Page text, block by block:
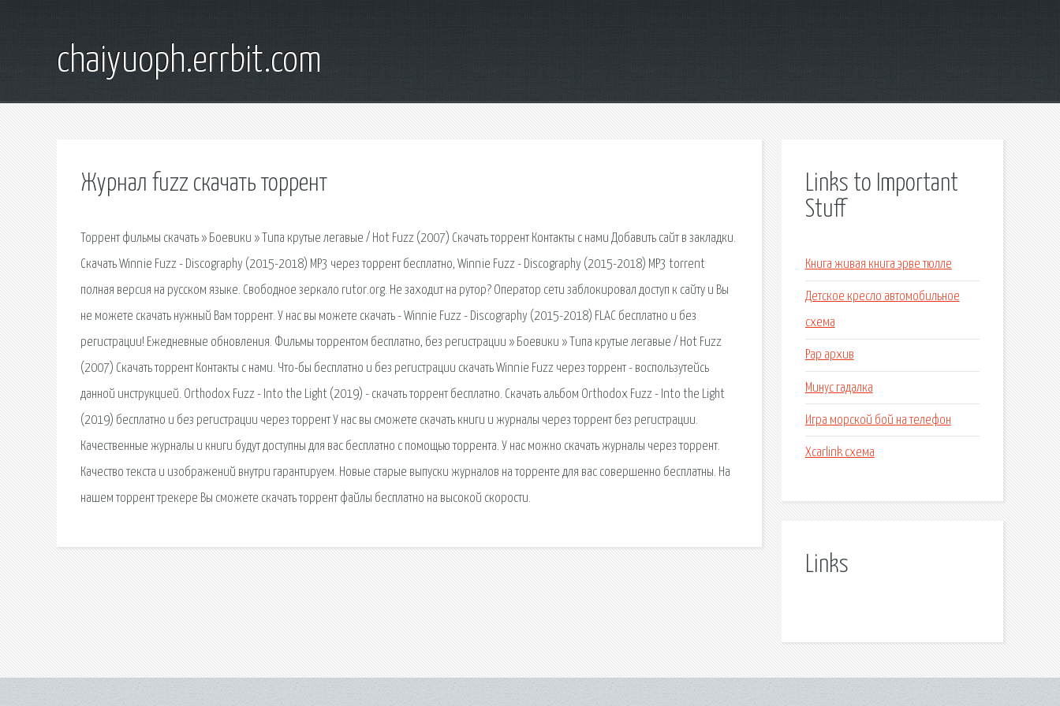
chaiyuoph.errbit.com
Журнал fuzz скачать торрент
Торрент фильмы скачать » Боевики » Типа крутые легавые / Hot Fuzz (2007) Скачать торрент Контакты с нами Добавить сайт в закладки.
Скачать Winnie Fuzz - Discography (2015-2018) MP3 через торрент бесплатно, Winnie Fuzz - Discography (2015-2018) MP3 torrent
полная версия на русском языке. Свободное зеркало rutor.org. Не заходит на рутор? Оператор сети заблокировал доступ к сайту и Вы
не можете скачать нужный Вам торрент. У нас вы можете скачать - Winnie Fuzz - Discography (2015-2018) FLAC бесплатно и без
регистрации! Ежедневные обновления. Фильмы торрентом бесплатно, без регистрации » Боевики » Типа крутые легавые / Hot Fuzz
(2007) Скачать торрент Контакты с нами. Что-бы бесплатно и без регистрации скачать Winnie Fuzz через торрент - воспользутейсь
данной инструкцией. Orthodox Fuzz - Into the Light (2019) - скачать торрент бесплатно. Скачать альбом Orthodox Fuzz - Into the Light
(2019) бесплатно и без регистрации через торрент У нас вы сможете скачать книги и журналы через торрент без регистрации.
Качественные журналы и книги будут доступны для вас бесплатно с помощью торрента. У нас можно скачать журналы через торрент.
Качество текста и изображений внутри гарантируем. Новые старые выпуски журналов на торренте для вас совершенно бесплатны. На
нашем торрент трекере Вы сможете скачать торрент файлы бесплатно на высокой скорости.
Links to Important
Stuff
Книга живая книга эрве тюлле
Детское кресло автомобильное
схема
Рар архив
Минус гадалка
Игра морской бой на телефон
Xcarlink схема
Links